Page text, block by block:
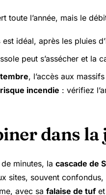
toute l’année, mais le
est idéal, après les pluies
peut s’assécher et la
, l’accès aux
risque incendie : vérifiez
dans la
minutes, la cascade de
sites, souvent
avec sa falaise de tufet